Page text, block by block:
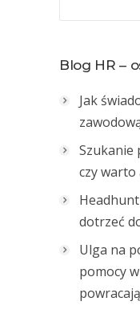
Blog HR –
Jak
Szukanie
czy
dotrzeć
Ulga na
pomocy